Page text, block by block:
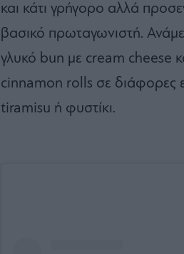
και κάτι γρήγορο αλλά
βασικό πρωταγωνιστή.
γλυκό bun με cream cheese
cinnamon rolls σε διάφορες
tiramisu ή φυστίκι.